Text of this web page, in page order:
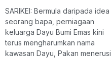
SARIKEI: Bermula daripada idea
seorang bapa, perniagaan
keluarga Dayu Bumi Emas kini
terus mengharumkan nama
kawasan Dayu, Pakan menerusi